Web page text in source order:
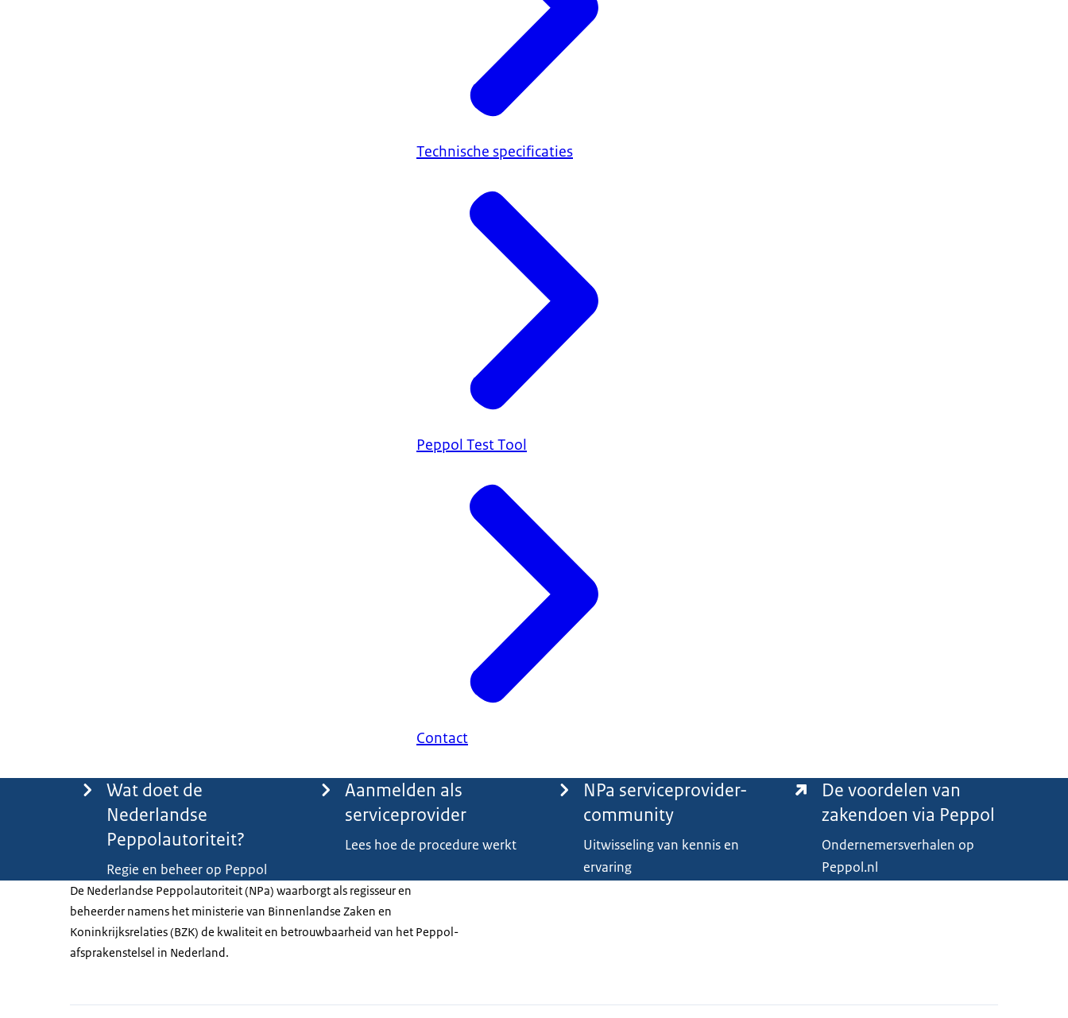
Technische specificaties
Peppol Test Tool
Contact
Wat doet de
Nederlandse
Peppolautoriteit?
Regie en beheer op Peppol
Aanmelden als
serviceprovider
Lees hoe de procedure werkt
NPa serviceprovider-
community
Uitwisseling van kennis en
ervaring
De voordelen van
zakendoen via Peppol
Ondernemersverhalen op
Peppol.nl
De Nederlandse Peppolautoriteit (NPa) waarborgt als regisseur en
beheerder namens het ministerie van Binnenlandse Zaken en
Koninkrijksrelaties (BZK) de kwaliteit en betrouwbaarheid van het Peppol-
afsprakenstelsel in Nederland.